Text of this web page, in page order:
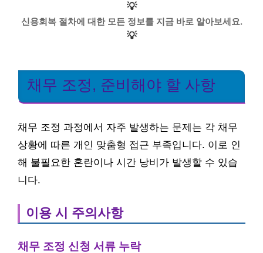
💡
신용회복 절차에 대한 모든 정보를 지금 바로 알아보세요.
💡
채무 조정, 준비해야 할 사항
채무 조정 과정에서 자주 발생하는 문제는 각 채무
상황에 따른 개인 맞춤형 접근 부족입니다. 이로 인
해 불필요한 혼란이나 시간 낭비가 발생할 수 있습
니다.
이용 시 주의사항
채무 조정 신청 서류 누락